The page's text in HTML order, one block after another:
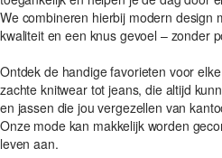
We combineren hierbij modern design
kwaliteit en een knus gevoel – zonder
Ontdek de handige favorieten voor
zachte knitwear tot jeans, die altijd
en jassen die jou vergezellen van
Onze mode kan makkelijk worden
leven aan.